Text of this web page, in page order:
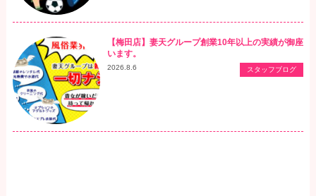
【梅田店】妻天グループ創業10年以上の実績が御座
います。
2026.8.6 スタッフブログ